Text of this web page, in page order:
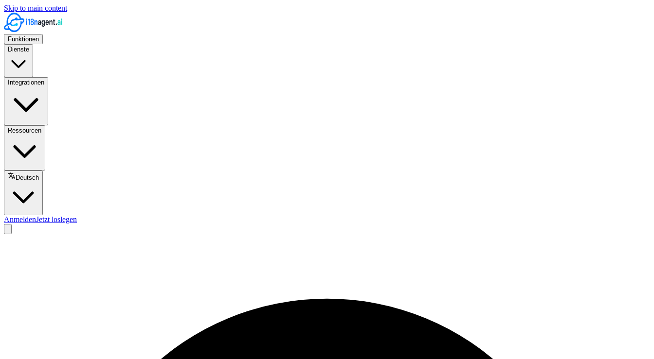
Skip to main content
Funktionen
Dienste
Integrationen
Ressourcen
Deutsch
AnmeldenJetzt loslegen